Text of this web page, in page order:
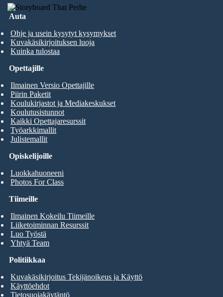
Auta
Ohje ja usein kysytyt kysymykset
Kuvakäsikirjoituksen luoja
Kuinka tulostaa
Opiskelijoille
Luokkahuoneeni
Photos For Class
Opettajille
Ilmainen Versio Opettajille
Piirin Paketit
Koulukirjastot ja Mediakeskukset
Koulutusistunnot
Kaikki Opettajaresurssit
Työarkkimallit
Julistemallit
Tiimeille
Ilmainen Kokeilu Tiimeille
Liiketoiminnan Resurssit
Luo Työstä
Yhtyä Team
Politiikkaa
Kuvakäsikirjoitus Tekijänoikeus ja Käyttö
Käyttöehdot
Tietosuojakäytäntö